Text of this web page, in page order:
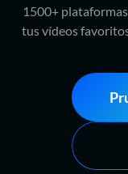
1500+
tus vídeos